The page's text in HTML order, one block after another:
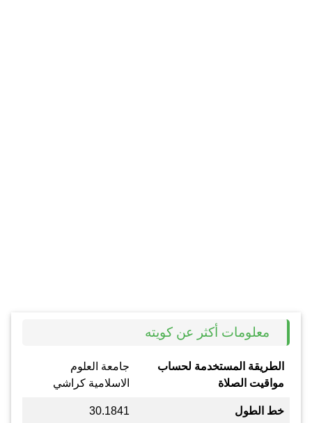
معلومات أكثر عن كويته
الطريقة المستخدمة لحساب
مواقيت الصلاة
جامعة العلوم
الاسلامية كراشي
خط الطول 30.1841